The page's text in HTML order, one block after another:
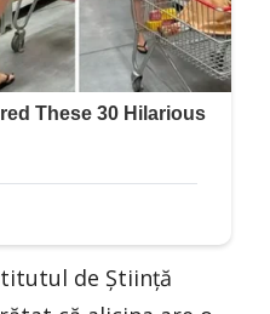
de Știință